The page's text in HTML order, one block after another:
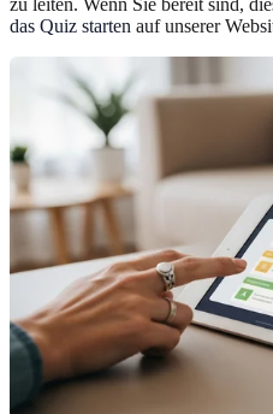
das Quiz starten auf unserer